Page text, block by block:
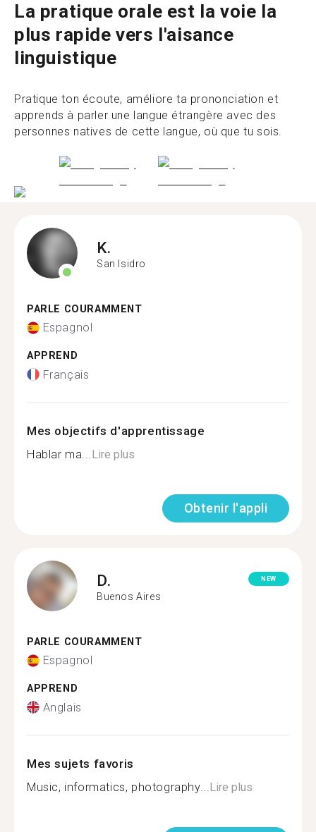
La pratique orale est la voie la
plus rapide vers l'aisance
linguistique
Pratique ton écoute, améliore ta prononciation et
apprends à parler une langue étrangère avec des
personnes natives de cette langue, où que tu sois.
K.
San Isidro
PARLE COURAMMENT
Espagnol
APPREND
Français
Mes objectifs d'apprentissage
Hablar ma... Lire plus
Obtenir l'appli
D.
Buenos Aires
NEW
PARLE COURAMMENT
Espagnol
APPREND
Anglais
Mes sujets favoris
Music, informatics, photography... Lire plus